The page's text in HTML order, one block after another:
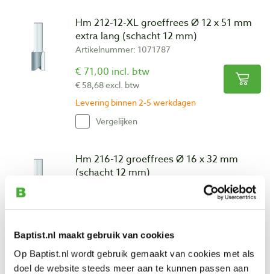
Baptist.nl maakt gebruik van cookies
Op Baptist.nl wordt gebruik gemaakt van cookies met als
doel de website steeds meer aan te kunnen passen aan
Hm 212-12-XL groeffrees Ø 12 x 51 mm
extra lang (schacht 12 mm)
Artikelnummer: 1071787
€ 71,00 incl. btw
€ 58,68 excl. btw
Levering binnen 2-5 werkdagen
Vergelijken
Hm 216-12 groeffrees Ø 16 x 32 mm
(schacht 12 mm)
€ 59,00 incl. btw
Op voorraad
Vergelijken